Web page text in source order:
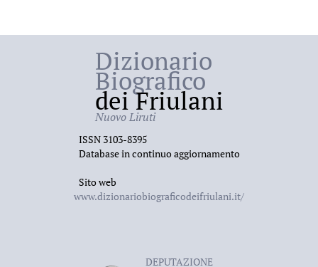
Dizionario
Biografico
dei Friulani
Nuovo Liruti
ISSN 3103-8395
Database in continuo aggiornamento
Sito web
www.dizionariobiograficodeifriulani.it/
DEPUTAZIONE